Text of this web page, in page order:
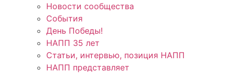
Новости сообщества
События
День Победы!
НАПП 35 лет
Статьи, интервью, позиция НАПП
НАПП представляет